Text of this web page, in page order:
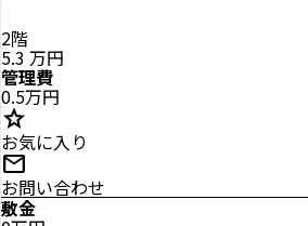
2階
5.3 万円
管理費
0.5万円
star
お気に入り
mail
お問い合わせ
敷金